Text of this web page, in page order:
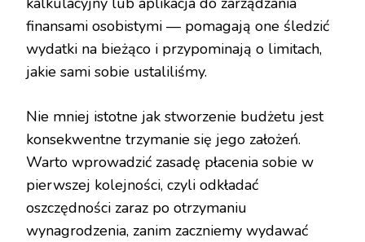
finansami osobistymi — pomagają one śledzić
wydatki na bieżąco i przypominają o limitach,
jakie sami sobie ustaliliśmy.
Nie mniej istotne jak stworzenie budżetu jest
konsekwentne trzymanie się jego założeń.
Warto wprowadzić zasadę płacenia sobie w
pierwszej kolejności, czyli odkładać
oszczędności zaraz po otrzymaniu
wynagrodzenia, zanim zaczniemy wydawać